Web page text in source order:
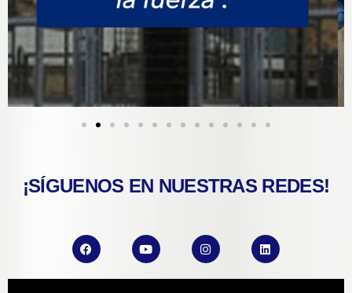
¡SÍGUENOS EN NUESTRAS REDES!